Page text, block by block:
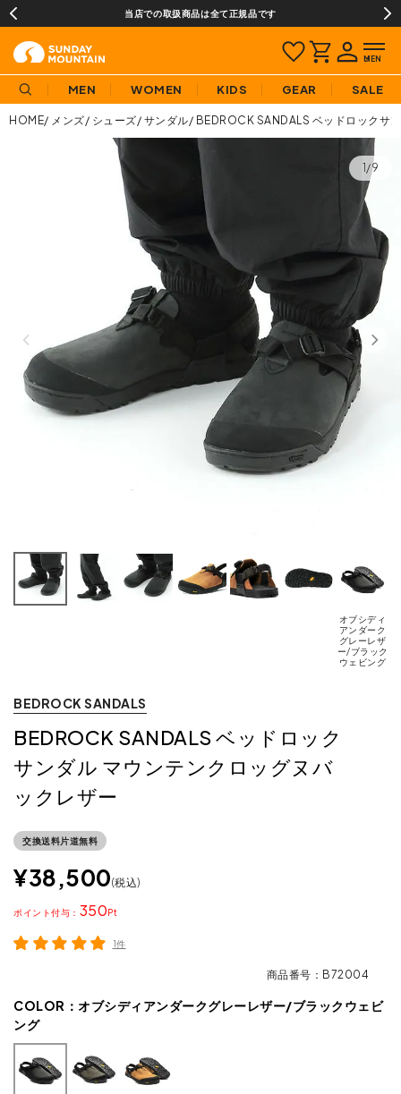
当店での取扱商品は全て正規品です
MEN WOMEN KIDS GEAR SALE
HOME メンズ シューズ サンダル BEDROCK SANDALS ベッドロックサ
1/9
オブシディ
アンダーク
グレーレザ
ー/ブラック
ウェビング
BEDROCK SANDALS
BEDROCK SANDALS ベッドロック
サンダル マウンテンクロッグヌバ
ックレザー
交換送料片道無料
¥38,500 税込
350
ポイント
1件
商品番号 B72004
COLOR： オブシディアンダークグレーレザー/ブラックウェビ
ング